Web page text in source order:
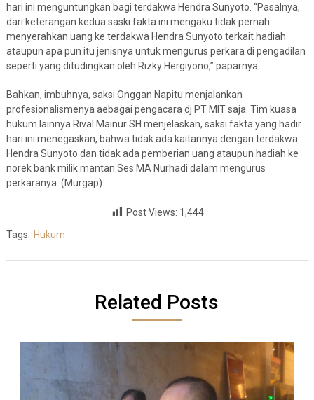
hari ini menguntungkan bagi terdakwa Hendra Sunyoto. “Pasalnya,
dari keterangan kedua saski fakta ini mengaku tidak pernah
menyerahkan uang ke terdakwa Hendra Sunyoto terkait hadiah
ataupun apa pun itu jenisnya untuk mengurus perkara di pengadilan
seperti yang ditudingkan oleh Rizky Hergiyono,” paparnya.
Bahkan, imbuhnya, saksi Onggan Napitu menjalankan
profesionalismenya aebagai pengacara dj PT MIT saja. Tim kuasa
hukum lainnya Rival Mainur SH menjelaskan, saksi fakta yang hadir
hari ini menegaskan, bahwa tidak ada kaitannya dengan terdakwa
Hendra Sunyoto dan tidak ada pemberian uang ataupun hadiah ke
norek bank milik mantan Ses MA Nurhadi dalam mengurus
perkaranya. (Murgap)
Post Views: 1,444
Tags: Hukum
Related Posts